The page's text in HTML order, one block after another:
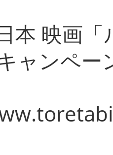
本 映画
ャンペー